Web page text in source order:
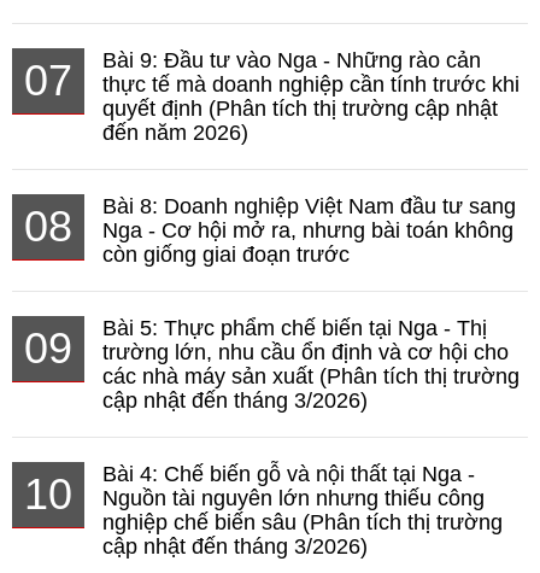
07
Bài 9: Đầu tư vào Nga - Những rào cản
thực tế mà doanh nghiệp cần tính trước khi
quyết định (Phân tích thị trường cập nhật
đến năm 2026)
08
Bài 8: Doanh nghiệp Việt Nam đầu tư sang
Nga - Cơ hội mở ra, nhưng bài toán không
còn giống giai đoạn trước
09
Bài 5: Thực phẩm chế biến tại Nga - Thị
trường lớn, nhu cầu ổn định và cơ hội cho
các nhà máy sản xuất (Phân tích thị trường
cập nhật đến tháng 3/2026)
10
Bài 4: Chế biến gỗ và nội thất tại Nga -
Nguồn tài nguyên lớn nhưng thiếu công
nghiệp chế biến sâu (Phân tích thị trường
cập nhật đến tháng 3/2026)